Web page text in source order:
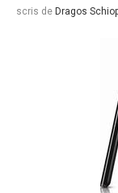
scris de Dragos